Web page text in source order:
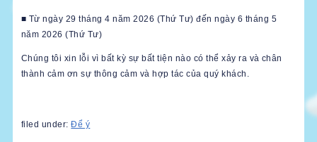
■ Từ ngày 29 tháng 4 năm 2026 (Thứ Tư) đến ngày 6 tháng 5
năm 2026 (Thứ Tư)
Chúng tôi xin lỗi vì bất kỳ sự bất tiện nào có thể xảy ra và chân
thành cảm ơn sự thông cảm và hợp tác của quý khách.
filed under:Để ý